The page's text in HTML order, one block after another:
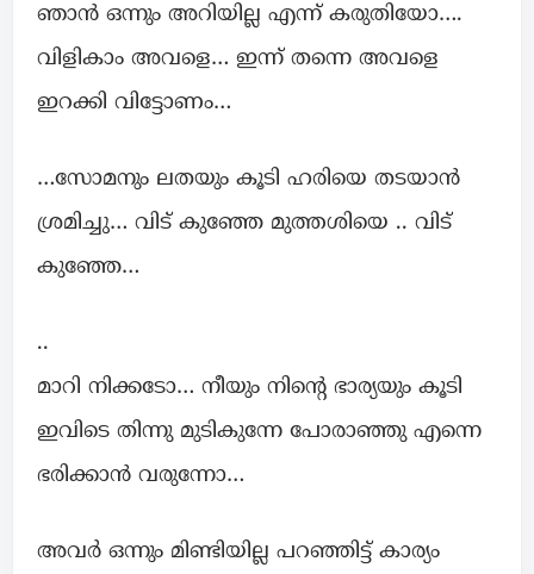
ഞാൻ ഒന്നും അറിയില്ല എന്ന് കരുതിയോ….
വിളികാം അവളെ… ഇന്ന് തന്നെ അവളെ
ഇറക്കി വിട്ടോണം…
…സോമനും ലതയും കൂടി ഹരിയെ തടയാൻ
ശ്രമിച്ചു… വിട് കുഞ്ഞേ മുത്തശിയെ .. വിട്
കുഞ്ഞേ…
..
മാറി നിക്കടോ… നീയും നിന്റെ ഭാര്യയും കൂടി
ഇവിടെ തിന്നു മുടികുന്നേ പോരാഞ്ഞു എന്നെ
ഭരിക്കാൻ വരുന്നോ…
അവർ ഒന്നും മിണ്ടിയില്ല പറഞ്ഞിട്ട് കാര്യം